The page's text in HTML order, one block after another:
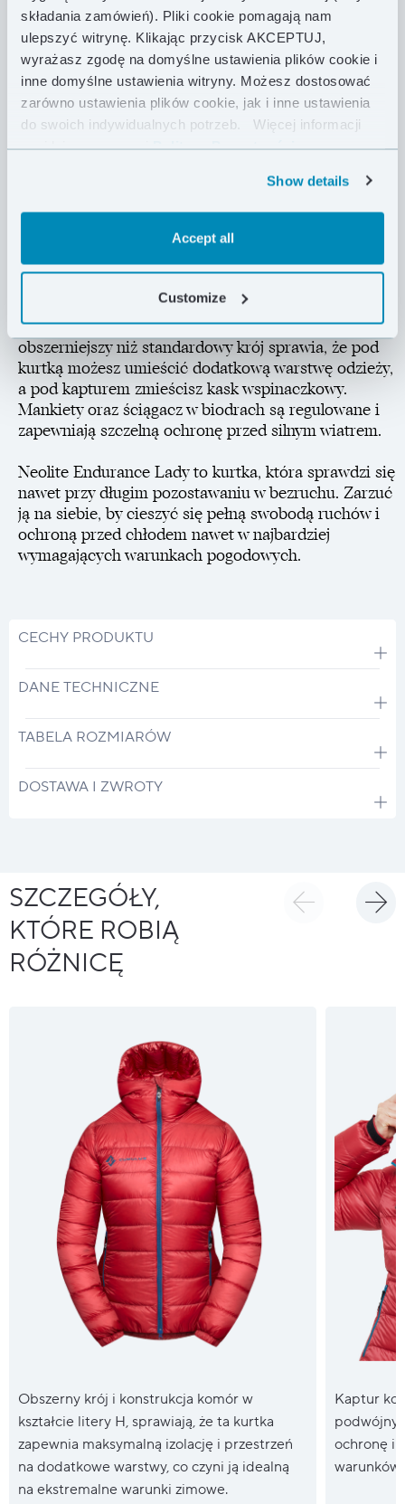
składania zamówień). Pliki cookie pomagają nam
ulepszyć witrynę. Klikając przycisk AKCEPTUJ,
wyrażasz zgodę na domyślne ustawienia plików cookie i
inne domyślne ustawienia witryny. Możesz dostosować
zarówno ustawienia plików cookie, jak i inne ustawienia
do swoich indywidualnych potrzeb.
Więcej informacji
znajdziesz w naszejPolityce Prywatności .
Show details
Accept all
Customize
zaprojektowana z myślą o aktywnościach
outdoorowych w najcięższych zimowych warunkach.
Techniczny krój i solidna, a zarazem lekka
konstrukcja zapewnią Ci pełen komfort podczas
zimowych biwaków czy postojów na grani w niskich
temperaturach.
polskiego puchu gęsiego o sprężystości 850 FP. Jego
puch na wilgoć. Zewnętrzna tkanina Pertex®
Quantum Pro 29 g/m² z wodoodporną membraną
komór typu H, chronią przed utratą ciepła
szczególnie przy silnych mrozach. Nieco
obszerniejszy niż standardowy krój sprawia, że pod
kurtką możesz umieścić dodatkową warstwę odzieży,
a pod kapturem zmieścisz kask wspinaczkowy.
Mankiety oraz ściągacz w biodrach są regulowane i
zapewniają szczelną ochronę przed silnym wiatrem.
Neolite Endurance Lady to kurtka, która sprawdzi się
nawet przy długim pozostawaniu w bezruchu. Zarzuć
ją na siebie, by cieszyć się pełną swobodą ruchów i
ochroną przed chłodem nawet w najbardziej
wymagających warunkach pogodowych.
CECHY PRODUKTU
DANE TECHNICZNE
TABELA ROZMIARÓW
DOSTAWA I ZWROTY
SZCZEGÓŁY,
KTÓRE ROBIĄ
RÓŻNICĘ
Obszerny krój i konstrukcja komór w
kształcie litery H, sprawiają, że ta kurtka
zapewnia maksymalną izolację i przestrzeń
na dodatkowe warstwy, co czyni ją idealną
na ekstremalne warunki zimowe.
Kaptur
ochronę i
warunków.